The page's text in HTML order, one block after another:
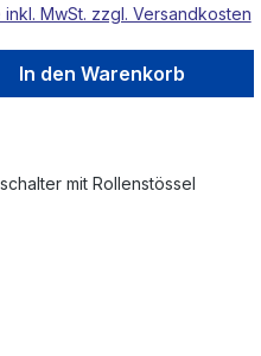
inkl. MwSt. zzgl. Versandkosten
In den Warenkorb